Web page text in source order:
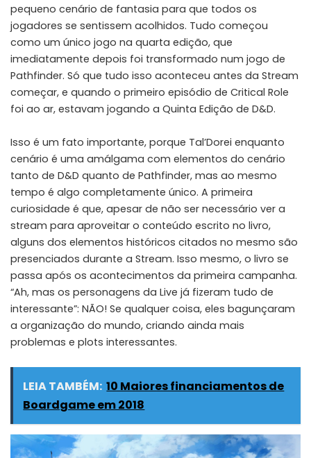
pequeno cenário de fantasia para que todos os
jogadores se sentissem acolhidos. Tudo começou
como um único jogo na quarta edição, que
imediatamente depois foi transformado num jogo de
Pathfinder. Só que tudo isso aconteceu antes da Stream
começar, e quando o primeiro episódio de Critical Role
foi ao ar, estavam jogando a Quinta Edição de D&D.
Isso é um fato importante, porque Tal’Dorei enquanto
cenário é uma amálgama com elementos do cenário
tanto de D&D quanto de Pathfinder, mas ao mesmo
tempo é algo completamente único. A primeira
curiosidade é que, apesar de não ser necessário ver a
stream para aproveitar o conteúdo escrito no livro,
alguns dos elementos históricos citados no mesmo são
presenciados durante a Stream. Isso mesmo, o livro se
passa após os acontecimentos da primeira campanha.
“Ah, mas os personagens da Live já fizeram tudo de
interessante”: NÃO! Se qualquer coisa, eles bagunçaram
a organização do mundo, criando ainda mais
problemas e plots interessantes.
LEIA TAMBÉM: 10 Maiores financiamentos de
Boardgame em 2018